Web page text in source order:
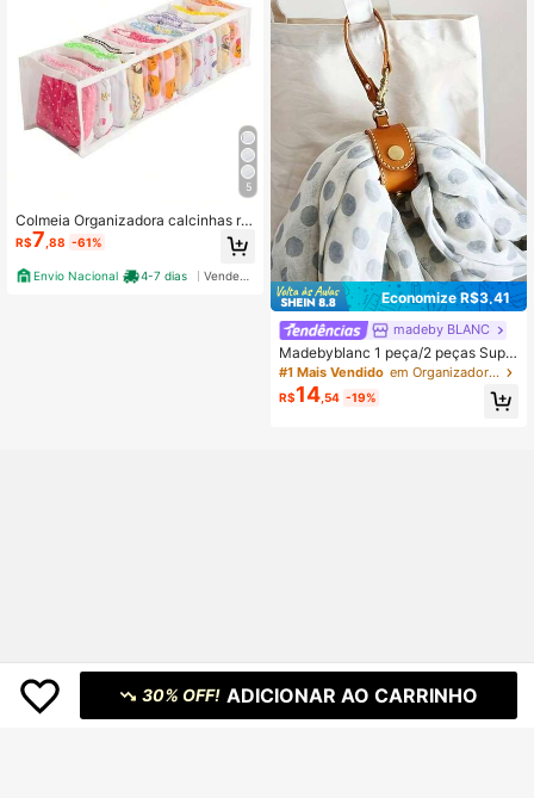
5
Colmeia Organizadora calcinhas ro
upas de bebê P
R$7 ,88 -61%
Envio Nacional 4-7 dias
Economize R$3,41
madeby BLANC
Madebyblanc 1 peça/2 peças Supo
rte Atraente para Lenço e Luva de
PU - Acessório Versátil de Chaveir
o, Adequado para Bolsas Feminina
#1 Mais Vendido em Organizadores de cachecóis Outros organizadores
R$14 ,54 -19%
30% OFF! ADICIONAR AO CARRINHO